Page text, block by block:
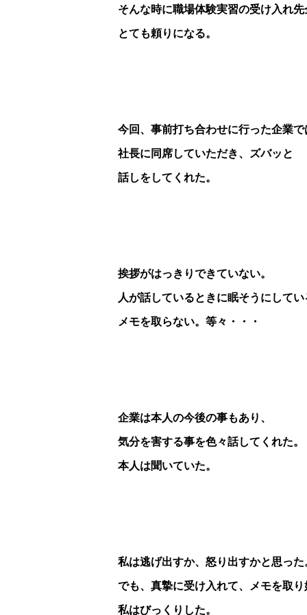
そんな時に職場体験実習の受け入れ先
とても頼りになる。
今回、事前打ち合わせに行った企業で
社長に同席していただき、ズバッと
話しをしてくれた。
挨拶がはっきりできていない。
人が話しているときに眠そうにしてい
メモを取らない。等々・・・
企業は本人の今後の事もあり、
気分を害する事を色々話してくれた。
本人は聞いていた。
私は逃げ出すか、怒り出すかと思った
でも、真摯に受け入れて、メモを取り
私はびっくりした。